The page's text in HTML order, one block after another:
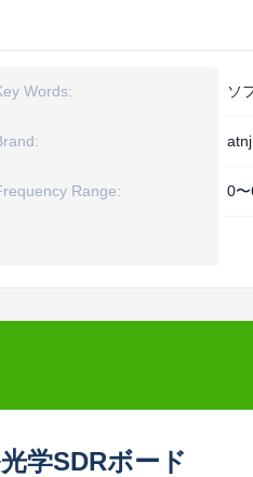
Words: ソ
atnj
Range: 0
学SDRボード